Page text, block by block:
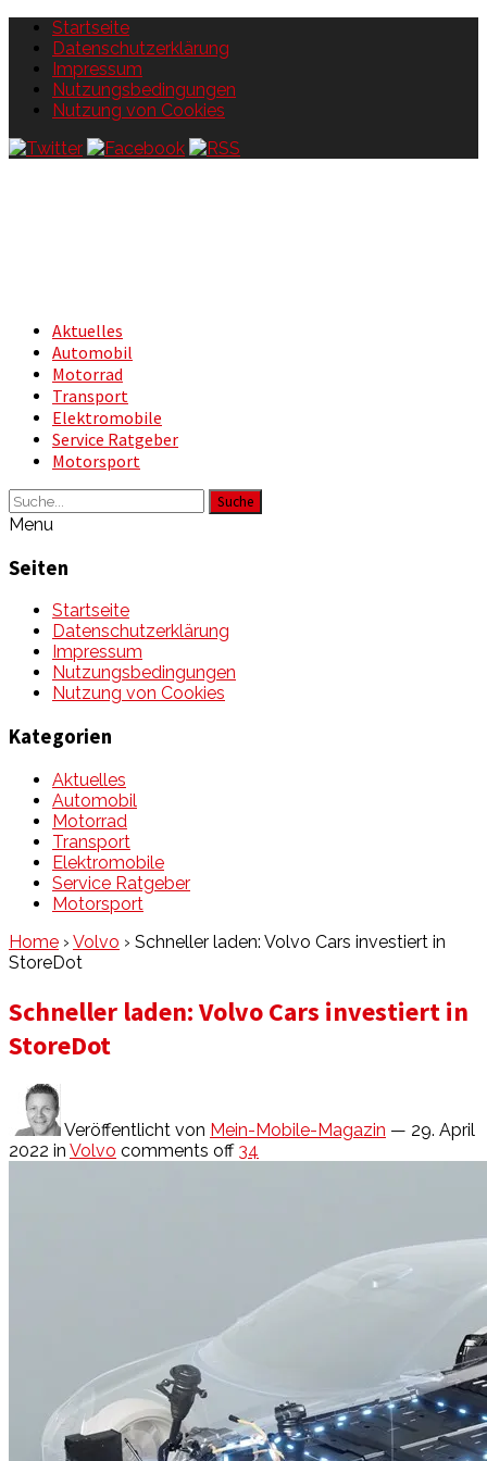
Startseite
Datenschutzerklärung
Impressum
Nutzungsbedingungen
Nutzung von Cookies
Aktuelles
Automobil
Motorrad
Transport
Elektromobile
Service Ratgeber
Motorsport
Suche
Menu
Seiten
Startseite
Datenschutzerklärung
Impressum
Nutzungsbedingungen
Nutzung von Cookies
Kategorien
Aktuelles
Automobil
Motorrad
Transport
Elektromobile
Service Ratgeber
Motorsport
Home › Volvo › Schneller laden: Volvo Cars investiert in
StoreDot
Schneller laden: Volvo Cars investiert in
StoreDot
Veröffentlicht von Mein-Mobile-Magazin — 29. April
2022 in Volvo comments off 34